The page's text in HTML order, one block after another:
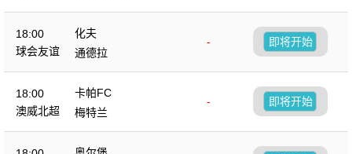
18:00
球会友谊
化夫
-
通德拉
即将开始
18:00
澳威北超
卡帕FC
-
梅特兰
即将开始